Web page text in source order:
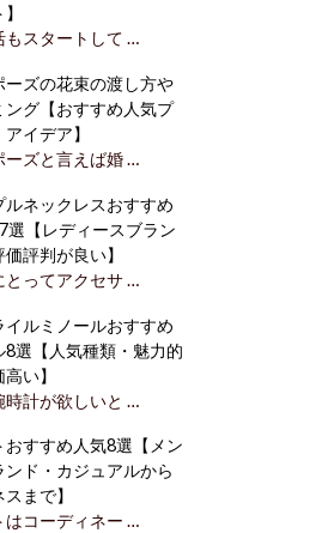
もスタートして …
ーズの花束の渡し方や
ング【おすすめ人気プ
イデア】
ーズと言えば婚 …
ルネックレスおすすめ
選【レディースブラン
価評判が良い】
とってアクセサ …
イルミノールおすすめ
8選【人気種類・魅力的
い】
時計が欲しいと …
おすすめ人気8選【メン
ンド・カジュアルから
まで】
はコーディネー …